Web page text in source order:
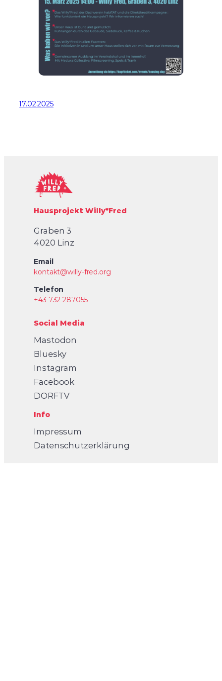
17.02.2025
Hausprojekt Willy*Fred
Graben 3
4020 Linz
Email
kontakt@willy-fred.org
Telefon
+43 732 287055
Social Media
Mastodon
Bluesky
Instagram
Facebook
DORFTV
Info
Impressum
Datenschutzerklärung